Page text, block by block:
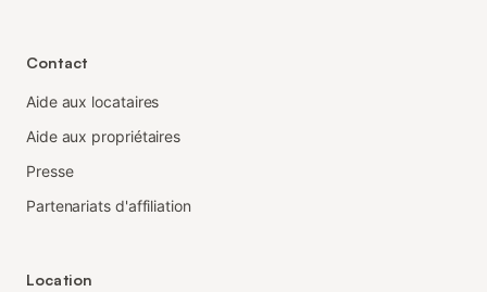
Contact
Aide aux locataires
Aide aux propriétaires
Presse
Partenariats d'affiliation
Location